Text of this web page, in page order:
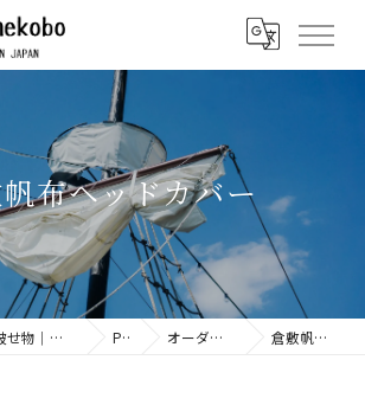
布ヘッドカバー
誰とも被らない被せ物｜ゴルフヘッドカバー専門店 「兼々工房」 | 本革や帆布などの上質素材を使用 PRODUCT オーダーメイドヘッドカバー商品一覧 倉敷帆布オーダーメイドヘッドカバー